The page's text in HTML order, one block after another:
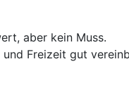
aber kein Muss.
Freizeit gut